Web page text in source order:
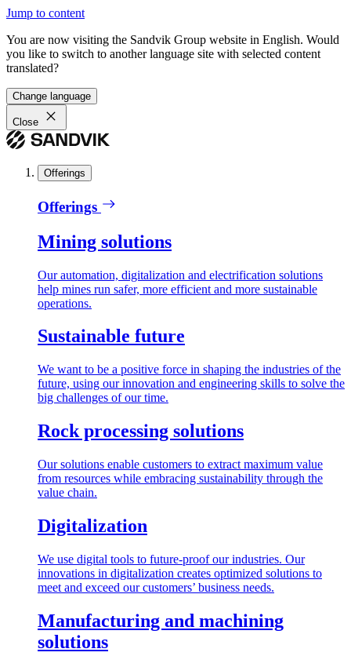
Jump to content
You are now visiting the Sandvik Group website in English. Would
you like to switch to another language site with selected content
translated?
Change language
Close
Offerings
Offerings
Mining solutions
Our automation, digitalization and electrification solutions
help mines run safer, more efficient and more sustainable
operations.
Sustainable future
We want to be a positive force in shaping the industries of the
future, using our innovation and engineering skills to solve the
big challenges of our time.
Rock processing solutions
Our solutions enable customers to extract maximum value
from resources while embracing sustainability through the
value chain.
Digitalization
We use digital tools to future-proof our industries. Our
innovations in digitalization creates optimized solutions to
meet and exceed our customers’ business needs.
Manufacturing and machining
solutions